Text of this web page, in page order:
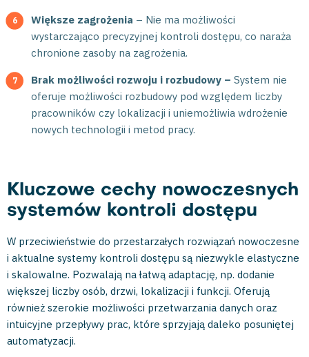
Większe zagrożenia – Nie ma możliwości
wystarczająco precyzyjnej kontroli dostępu, co naraża
chronione zasoby na zagrożenia.
Brak możliwości rozwoju i rozbudowy – System nie
oferuje możliwości rozbudowy pod względem liczby
pracowników czy lokalizacji i uniemożliwia wdrożenie
nowych technologii i metod pracy.
Kluczowe cechy nowoczesnych
systemów kontroli dostępu
W przeciwieństwie do przestarzałych rozwiązań nowoczesne
i aktualne systemy kontroli dostępu są niezwykle elastyczne
i skalowalne. Pozwalają na łatwą adaptację, np. dodanie
większej liczby osób, drzwi, lokalizacji i funkcji. Oferują
również szerokie możliwości przetwarzania danych oraz
intuicyjne przepływy prac, które sprzyjają daleko posuniętej
automatyzacji.